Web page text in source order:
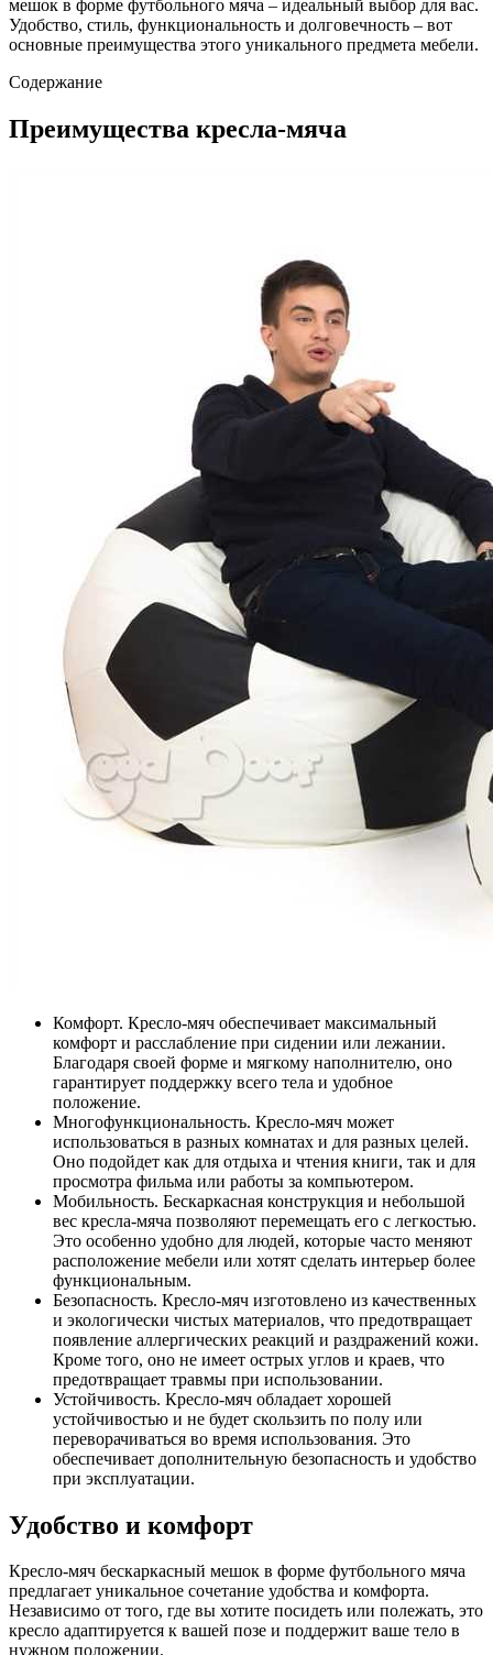
мешок в форме футбольного мяча – идеальный выбор для вас.
Удобство, стиль, функциональность и долговечность – вот
основные преимущества этого уникального предмета мебели.
Содержание
Преимущества кресла-мяча
Комфорт. Кресло-мяч обеспечивает максимальный
комфорт и расслабление при сидении или лежании.
Благодаря своей форме и мягкому наполнителю, оно
гарантирует поддержку всего тела и удобное
положение.
Многофункциональность. Кресло-мяч может
использоваться в разных комнатах и для разных целей.
Оно подойдет как для отдыха и чтения книги, так и для
просмотра фильма или работы за компьютером.
Мобильность. Бескаркасная конструкция и небольшой
вес кресла-мяча позволяют перемещать его с легкостью.
Это особенно удобно для людей, которые часто меняют
расположение мебели или хотят сделать интерьер более
функциональным.
Безопасность. Кресло-мяч изготовлено из качественных
и экологически чистых материалов, что предотвращает
появление аллергических реакций и раздражений кожи.
Кроме того, оно не имеет острых углов и краев, что
предотвращает травмы при использовании.
Устойчивость. Кресло-мяч обладает хорошей
устойчивостью и не будет скользить по полу или
переворачиваться во время использования. Это
обеспечивает дополнительную безопасность и удобство
при эксплуатации.
Удобство и комфорт
Кресло-мяч бескаркасный мешок в форме футбольного мяча
предлагает уникальное сочетание удобства и комфорта.
Независимо от того, где вы хотите посидеть или полежать, это
кресло адаптируется к вашей позе и поддержит ваше тело в
нужном положении.